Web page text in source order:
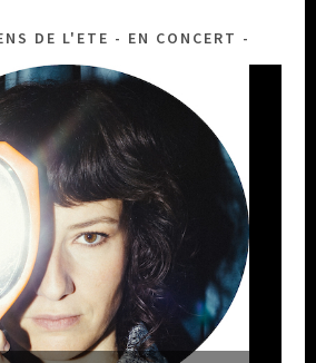
DE L'ETE - EN CONCERT